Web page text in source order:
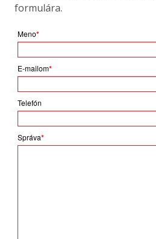
formulára.
Meno*
E-mailom*
Telefón
Správa*